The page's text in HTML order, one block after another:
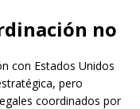
no
con Estados Unidos
pero
coordinados por